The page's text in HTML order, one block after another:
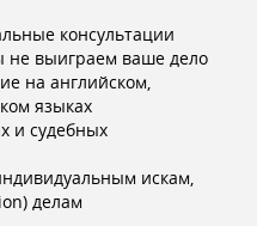
консультации
не выиграем ваше дело
на английском,
языках
и судебных
искам,
делам